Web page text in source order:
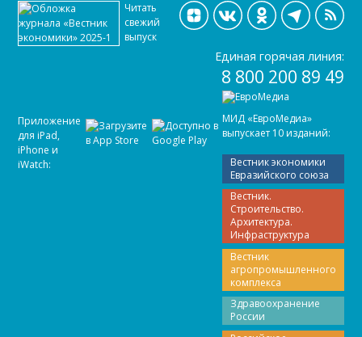
МИД «ЕвроМедиа»
выпускает 10 изданий:
Вестник экономики
Евразийского союза
Вестник.
Строительство.
Архитектура.
Инфраструктура
Вестник
агропромышленного
комплекса
Здравоохранение
России
Читать
свежий
выпуск
Приложение
для iPad,
iPhone и
iWatch:
Единая горячая линия:
8 800 200 89 49